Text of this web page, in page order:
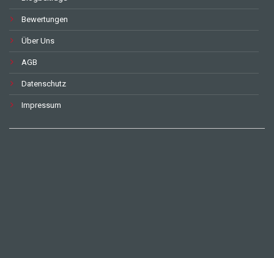
Bewertungen
Über Uns
AGB
Datenschutz
Impressum